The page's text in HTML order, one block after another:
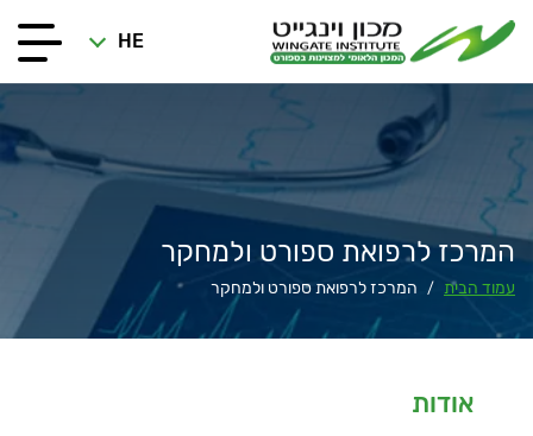
HE
המרכז לרפואת ספורט ולמחקר
עמוד הבית / המרכז לרפואת ספורט ולמחקר
אודות